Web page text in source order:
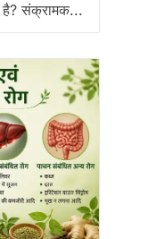
है? संक्रामक...